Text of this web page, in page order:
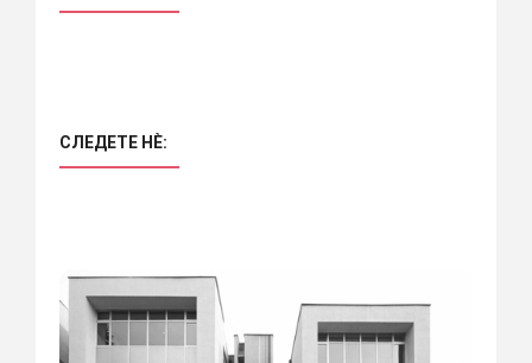
СЛЕДЕТЕ НÈ: